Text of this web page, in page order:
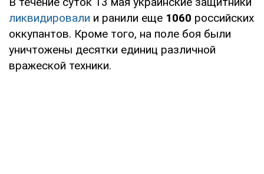
ликвидировали и ранили еще 1060 российских
оккупантов. Кроме того, на поле боя были
уничтожены десятки единиц различной
вражеской техники.